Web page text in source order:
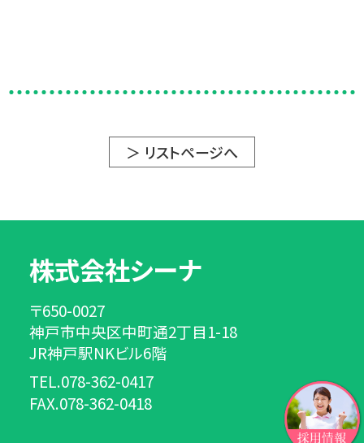
＞ リストページへ
株式会社シーナ
〒650-0027
神戸市中央区中町通2丁目1-18
JR神戸駅NKビル6階
TEL.078-362-0417
FAX.078-362-0418